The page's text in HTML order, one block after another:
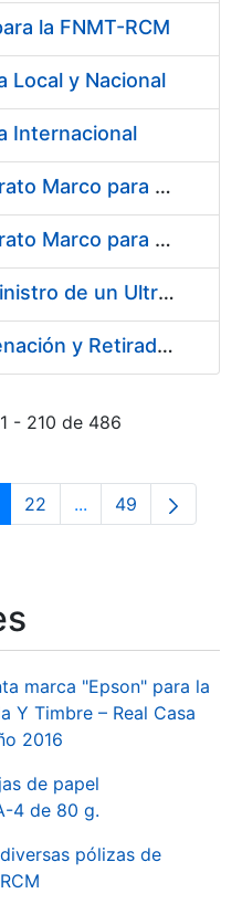
la FNMT-RCM
Local y Nacional
Internacional
Contratación de Contrato Marco para el Suministro de Material de Electricidad e Iluminación, Bienio 2018-2019
Contratación de Contrato Marco para el Suministro de Material de Transmisiones, Rodamientos y Estanqueidad, Bienio 2018-2019
Contratación del Suministro de un Ultramicrodurómetro
Contratación de Enajenación y Retirada de Recortes Sobrantes y Desperdicios de Papel Impreso y No Impreso durante 2018
- 210 de 486
Use TAB para
Página
22 ...PáginasPágina
49
marca "Epson" para la
Y Timbre – Real Casa
2016
de papel
4 de 80 g.
pólizas de